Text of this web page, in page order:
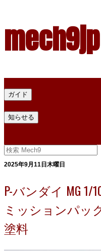
mech9jp
ガイド
知らせる
2025年9月11日木曜日
P-バンダイ MG
ミッションパッ
塗料